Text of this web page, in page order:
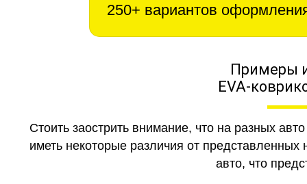
250+ вариантов
Примеры
EVA-
Стоить заострить внимание, что на разных
иметь некоторые различия от
авто, что